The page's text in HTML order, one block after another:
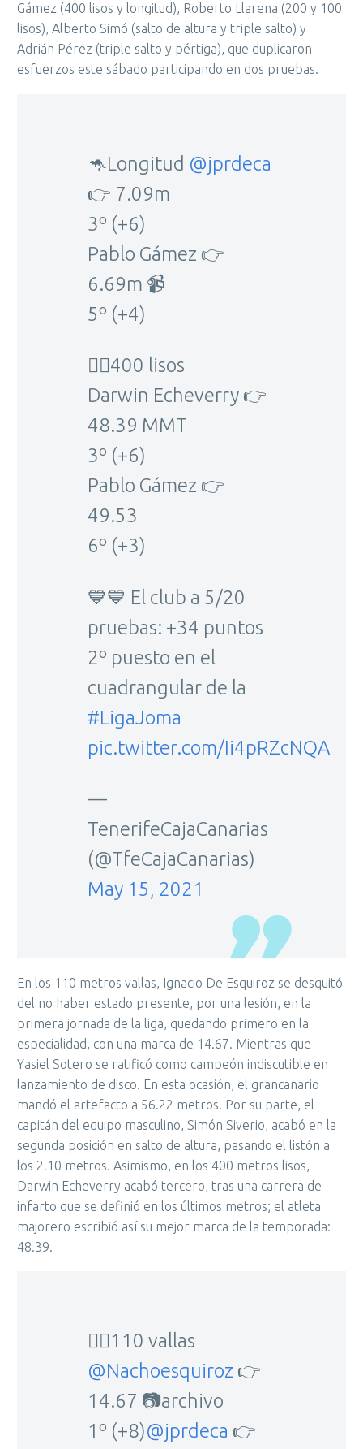
Gámez (400 lisos y longitud), Roberto Llarena (200 y 100
lisos), Alberto Simó (salto de altura y triple salto) y
Adrián Pérez (triple salto y pértiga), que duplicaron
esfuerzos este sábado participando en dos pruebas.
🦘Longitud @jprdeca
👉 7.09m
3º (+6)
Pablo Gámez 👉
6.69m 📹
5º (+4)
🏃‍♂️400 lisos
Darwin Echeverry 👉
48.39 MMT
3º (+6)
Pablo Gámez 👉
49.53
6º (+3)
💙💙 El club a 5/20
pruebas: +34 puntos
2º puesto en el
cuadrangular de la
#LigaJoma
pic.twitter.com/Ii4pRZcNQA
—
TenerifeCajaCanarias
(@TfeCajaCanarias)
May 15, 2021
En los 110 metros vallas, Ignacio De Esquiroz se desquitó
del no haber estado presente, por una lesión, en la
primera jornada de la liga, quedando primero en la
especialidad, con una marca de 14.67. Mientras que
Yasiel Sotero se ratificó como campeón indiscutible en
lanzamiento de disco. En esta ocasión, el grancanario
mandó el artefacto a 56.22 metros. Por su parte, el
capitán del equipo masculino, Simón Siverio, acabó en la
segunda posición en salto de altura, pasando el listón a
los 2.10 metros. Asimismo, en los 400 metros lisos,
Darwin Echeverry acabó tercero, tras una carrera de
infarto que se definió en los últimos metros; el atleta
majorero escribió así su mejor marca de la temporada:
48.39.
🏃‍♂️110 vallas
@Nachoesquiroz 👉
14.67 📷archivo
1º (+8)@jprdeca 👉